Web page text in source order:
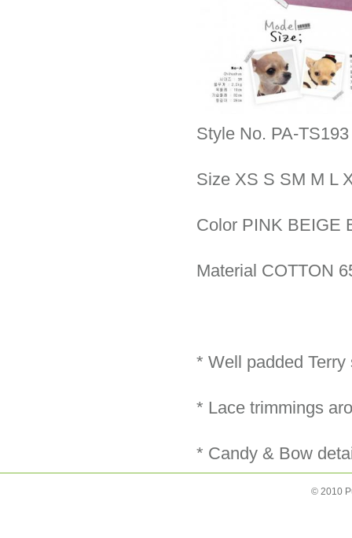
Style No. PA-TS193
Size XS S SM M L
Color PINK BEIGE
Material COTTON
* Well padded Terry
* Lace trimmings
* Candy & Bow
© 2010